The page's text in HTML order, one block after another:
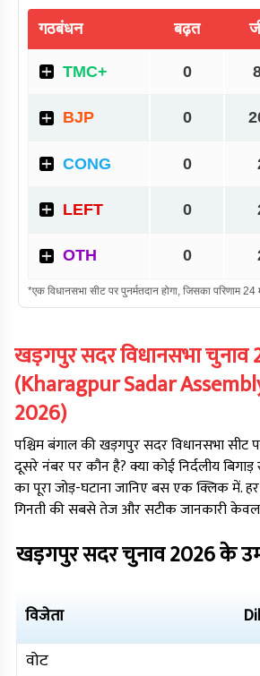
खड़गपुर सदरविधानसभा चुनाव
(Kharagpur Sadar
2026)
पश्चिम बंगालकीखड़गपुर सदरविधानसभा सीट
दूसरे नंबर पर कौन है? क्या कोई निर्दलीय
का पूरा जोड़-घटाना जानिए बस एक क्लिक में.
गिनती की सबसे तेज और सटीक जानकारी
खड़गपुर सदरचुनाव2026के
विजेता
वोट